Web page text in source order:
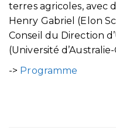
terres agricoles, avec
Henry Gabriel (Elon
Conseil du Direction
(Université
-> Programme